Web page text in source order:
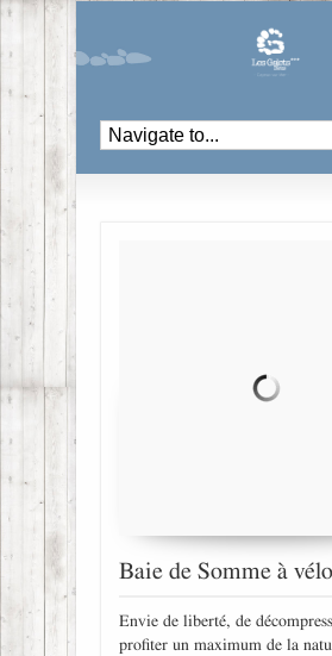
Baie de Somme à vélo
Envie de liberté, de
profiter un maximum de la